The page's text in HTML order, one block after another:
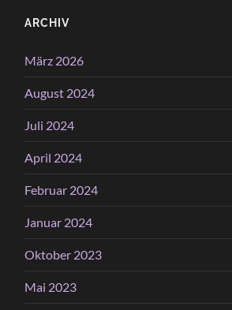
ARCHIV
März 2026
August 2024
Juli 2024
April 2024
Februar 2024
Januar 2024
Oktober 2023
Mai 2023